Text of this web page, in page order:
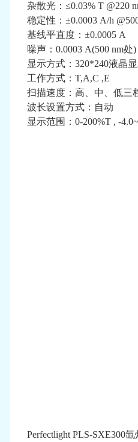
杂散光：≤0.03% T @220
稳定性：±0.0003 A/h
基线平直度：±0.0005 A
噪声：0.0003 A(500 nm处)
显示方式：320*240液晶
工作方式：T,A,C ,E
扫描速度：高、中、低三
波长设置方式：自动
显示范围：0-200%T , -
Perfectlight PLS-SXE300